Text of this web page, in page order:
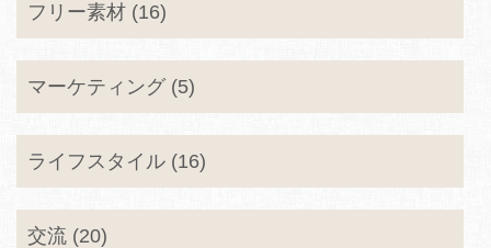
フリー素材 (16)
マーケティング (5)
ライフスタイル (16)
交流 (20)